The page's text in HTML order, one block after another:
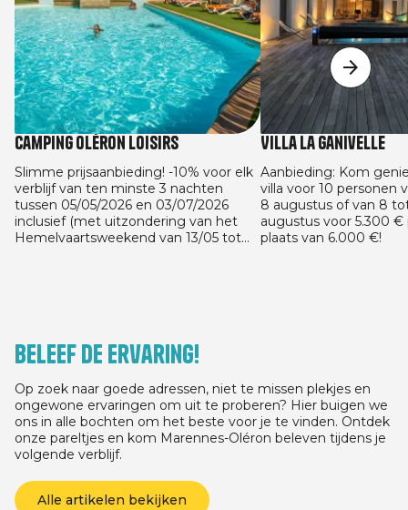
Camping Oléron Loisirs
Slimme prijsaanbieding! -10% voor elk
verblijf van ten minste 3 nachten
tussen 05/05/2026 en 03/07/2026
inclusief (met uitzondering van het
Hemelvaartsweekend van 13/05 tot
03/07/2026 voor elk verblijf van ten
verblijfsdatum, tussen 05/05/2026 en
13/09/2026.
Villa La Ganivelle
Aanbieding: Kom
villa voor 10 personen
8 augustus of van 8
augustus voor 5.300 €
plaats van 6.000 €!
Beleef de ervaring!
Op zoek naar goede adressen, niet te missen plekjes en
ongewone ervaringen om uit te proberen? Hier buigen we
ons in alle bochten om het beste voor je te vinden. Ontdek
onze pareltjes en kom Marennes-Oléron beleven tijdens je
volgende verblijf.
Alle artikelen bekijken